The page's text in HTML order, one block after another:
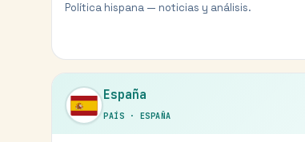
Política hispana — noticias y análisis.
España
PAÍS · ESPAÑA